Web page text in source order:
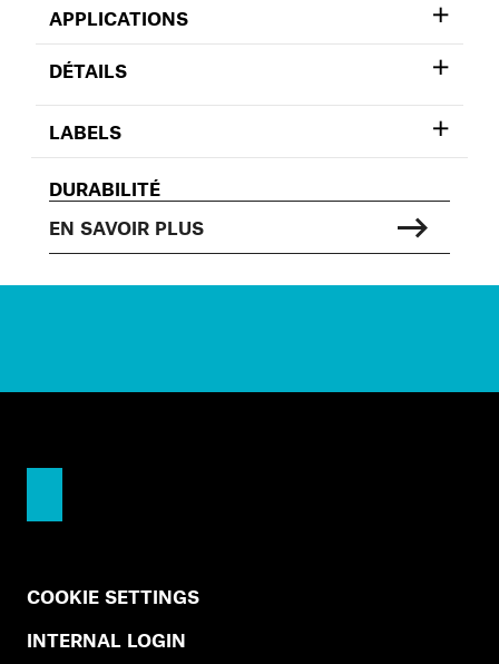
APPLICATIONS
DÉTAILS
LABELS
DURABILITÉ
EN SAVOIR PLUS
COOKIE SETTINGS
INTERNAL LOGIN